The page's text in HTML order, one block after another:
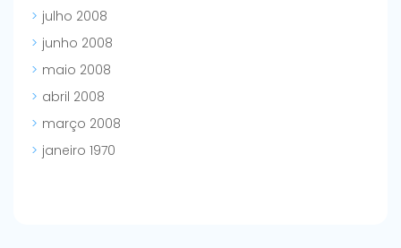
julho 2008
junho 2008
maio 2008
abril 2008
março 2008
janeiro 1970